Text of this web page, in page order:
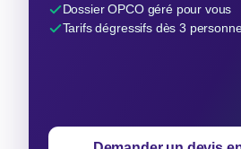
Dossier OPCO géré pour vous
Tarifs dégressifs dès 3